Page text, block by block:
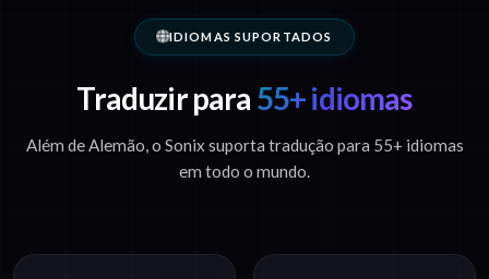
IDIOMAS SUPORTADOS
Traduzir para 55+ idiomas
Além de Alemão, o Sonix suporta tradução para 55+ idiomas
em todo o mundo.